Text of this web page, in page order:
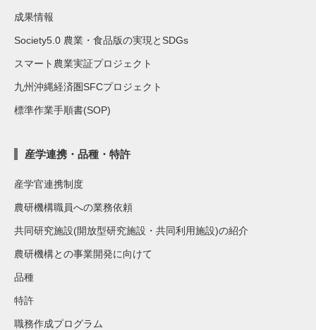
成果情報
Society5.0 農業・食品版の実現とSDGs
スマート農業実証プロジェクト
九州沖縄経済圏SFCプロジェクト
標準作業手順書(SOP)
産学連携・品種・特許
産学官連携制度
農研機構職員への業務依頼
共同研究施設(開放型研究施設・共同利用施設)の紹介
農研機構との事業開発に向けて
品種
特許
職務作成プログラム